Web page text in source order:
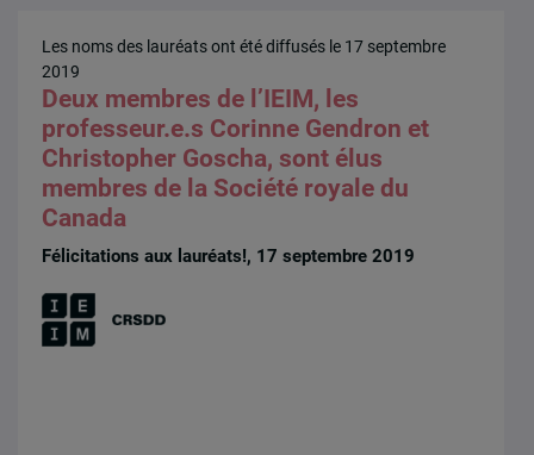
Les noms des lauréats ont été diffusés le 17 septembre
2019
Deux membres de l’IEIM, les
professeur.e.s Corinne Gendron et
Christopher Goscha, sont élus
membres de la Société royale du
Canada
Félicitations aux lauréats!, 17 septembre 2019